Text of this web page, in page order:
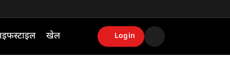
खेल Login